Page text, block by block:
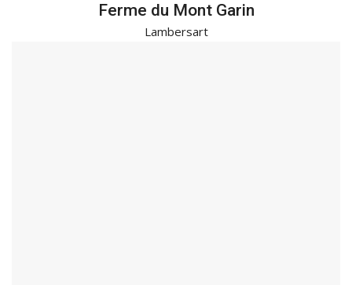
Ferme du Mont Garin
Lambersart